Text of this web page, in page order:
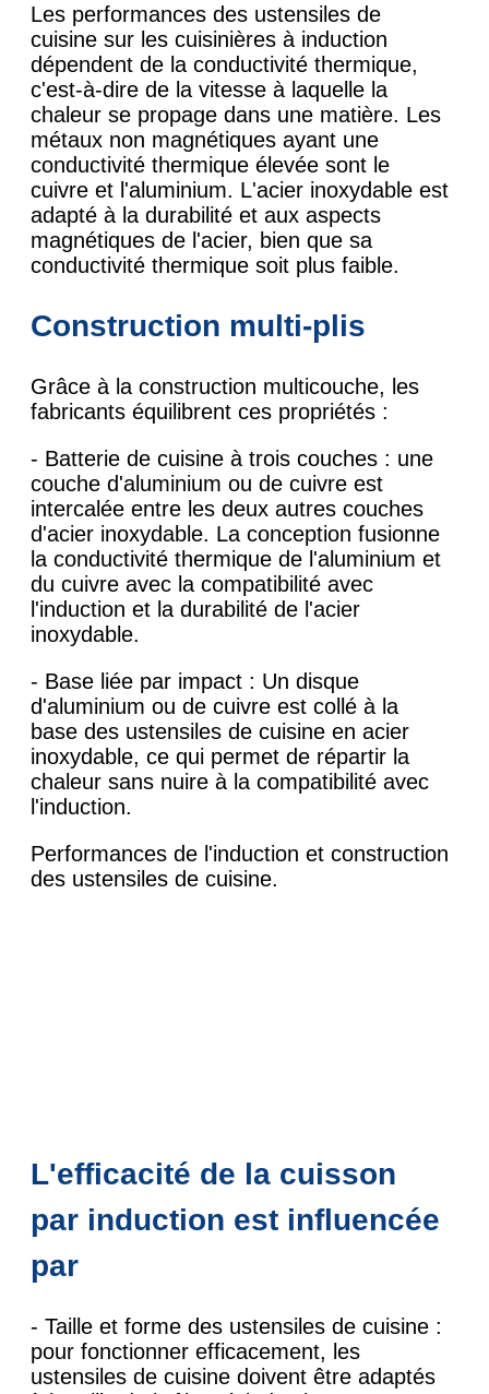
Les performances des ustensiles de
cuisine sur les cuisinières à induction
dépendent de la conductivité thermique,
c'est-à-dire de la vitesse à laquelle la
chaleur se propage dans une matière. Les
métaux non magnétiques ayant une
conductivité thermique élevée sont le
cuivre et l'aluminium. L'acier inoxydable est
adapté à la durabilité et aux aspects
magnétiques de l'acier, bien que sa
conductivité thermique soit plus faible.
Construction multi-plis
Grâce à la construction multicouche, les
fabricants équilibrent ces propriétés :
- Batterie de cuisine à trois couches : une
couche d'aluminium ou de cuivre est
intercalée entre les deux autres couches
d'acier inoxydable. La conception fusionne
la conductivité thermique de l'aluminium et
du cuivre avec la compatibilité avec
l'induction et la durabilité de l'acier
inoxydable.
- Base liée par impact : Un disque
d'aluminium ou de cuivre est collé à la
base des ustensiles de cuisine en acier
inoxydable, ce qui permet de répartir la
chaleur sans nuire à la compatibilité avec
l'induction.
Performances de l'induction et construction
des ustensiles de cuisine.
L'efficacité de la cuisson
par induction est influencée
par
- Taille et forme des ustensiles de cuisine :
pour fonctionner efficacement, les
ustensiles de cuisine doivent être adaptés